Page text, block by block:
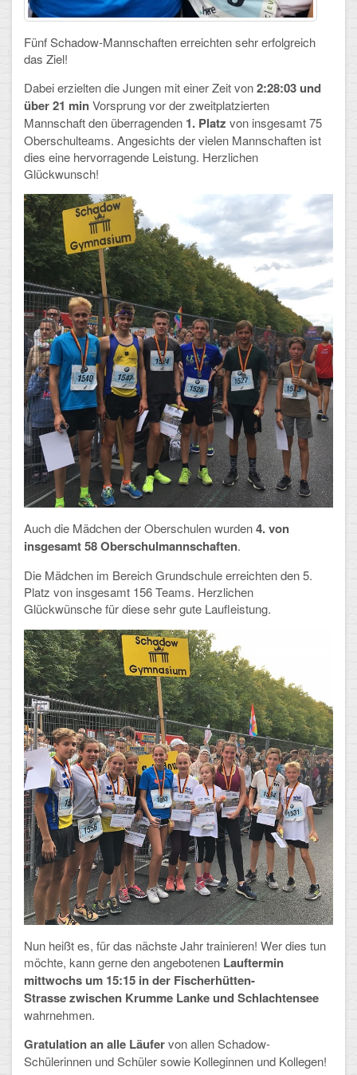
SCHULLEBEN
Kollegium
Schulleitung
Schülervertretung
Gesamtelternvertretung
Sekretariat
Ganztagsschule
Schulsozialarbeit
Berufsorientierung
Arbeitsgemeinschaften
Klima-Projekt
Elternchor
Förderverein
Ehemalige
Schulzeitung: Der Gottfried
FÄCHER
Deutsch und Fremdsprachen
Ethik, Philosophie und Religion
Gesellschaftswissenschaften
Mathematik, Informatik und Naturwissenschaften
Musische Fächer
Sport
ORGANISATION
Abitur
Freistellung/Entschuldigung
Kurswahl 10. Kl.
Umwahl 11. Kl.
mPA
TERMINE
Fünf Schadow-Mannschaften erreichten sehr erfolgreich
das Ziel!
Dabei erzielten die Jungen mit einer Zeit von2:28:03 und
über 21 minVorsprung vor der zweitplatzierten
Mannschaft den überragenden 1. Platz von insgesamt 75
Oberschulteams. Angesichts der vielen Mannschaften ist
dies eine hervorragende Leistung. Herzlichen
Glückwunsch!
Auch die Mädchen der Oberschulen wurden4. von
insgesamt 58 Oberschulmannschaften.
Die Mädchen im Bereich Grundschule erreichten den 5.
Platz von insgesamt 156 Teams. Herzlichen
Glückwünsche für diese sehr gute Laufleistung.
Nun heißt es, für das nächste Jahr trainieren! Wer dies tun
möchte, kann gerne den angebotenen Lauftermin
mittwochs um 15:15 in der Fischerhütten-
Strasse zwischen Krumme Lanke und Schlachtensee
wahrnehmen.
Gratulation an alle Läufervon allen Schadow-
Schülerinnen und Schüler sowie Kolleginnen und Kollegen!